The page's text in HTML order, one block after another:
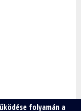
folyamán a